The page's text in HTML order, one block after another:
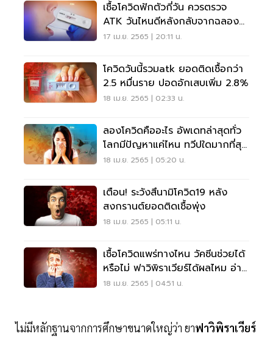
เชื้อโควิดฟักตัวกี่วัน ควรตรวจ
ATK วันไหนดีหลังกลับจากฉลอง
สงกรานต์ อ่านเลย
17 เม.ย. 2565 | 20:11 น.
โควิดวันนี้รวมatk ยอดติดเชื้อกว่า
2.5 หมื่นราย ปอดอักเสบเพิ่ม 2.8%
18 เม.ย. 2565 | 02:33 น.
ลองโควิดคืออะไร อัพเดทล่าสุดทั่ว
โลกมีปัญหาแค่ไหน ทวีปใดมากที่สุด
อ่านเลย
18 เม.ย. 2565 | 05:20 น.
เตือน! ระวังสึนามิโควิด19 หลัง
สงกรานต์ยอดติดเชื้อพุ่ง
18 เม.ย. 2565 | 05:11 น.
เชื้อโควิดแพร่ทางไหน วัคซีนช่วยได้
หรือไม่ ฟาวิพิราเวียร์ได้ผลไหม อ่าน
เลย
18 เม.ย. 2565 | 04:51 น.
ไม่มีหลักฐานจากการศึกษาขนาดใหญ่ว่า ยาฟาวิพิราเวียร์